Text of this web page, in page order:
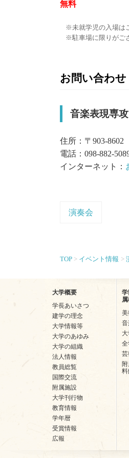
無料
未就学児の入場は
駐車場に限りがご
お問い合わせ
音楽表現専
住所：〒903-
電話：098-882-
インターネット：
演奏会
TOP イベント情報
大学概要
学長あいさつ
建学の理念
大学情報等
大学のあゆみ
大学の組織
法人情報
教員総覧
国際交流
附属施設
大学刊行物
教育情報
学年暦
受賞情報
広報